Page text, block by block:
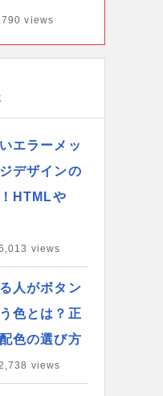
views
エラーメッ
デザインの
HTMLや
views
人がボタン
色とは？正
色の選び方
views